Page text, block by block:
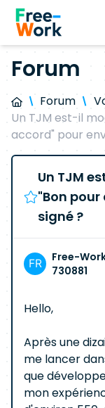
Forum
Forum
Un TJM est-il
accord" pour
Un TJM
"Bon
signé ?
Free-
730881
Hello,
Après une
me lancer
que
mon